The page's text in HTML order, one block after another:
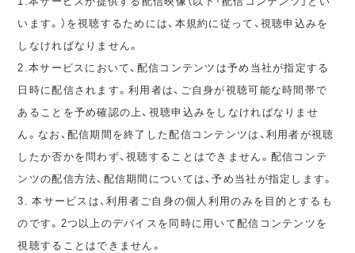
います。）を視聴するためには、本規約に従って、視聴申込みを
しなければなりません。
2.本サービスにおいて、配信コンテンツは予め当社が指定する
日時に配信されます。利用者は、ご自身が視聴可能な時間帯で
あることを予め確認の上、視聴申込みをしなければなりませ
ん。なお、配信期間を終了した配信コンテンツは、利用者が視聴
したか否かを問わず、視聴することはできません。配信コンテ
ンツの配信方法、配信期間については、予め当社が指定します。
3. 本サービスは、利用者ご自身の個人利用のみを目的とするも
のです。2つ以上のデバイスを同時に用いて配信コンテンツを
視聴することはできません。